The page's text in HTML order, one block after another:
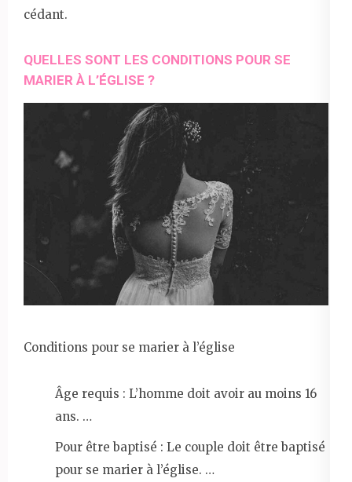
cédant.
QUELLES SONT LES CONDITIONS POUR SE
MARIER À L’ÉGLISE ?
Conditions pour se marier à l’église
Âge requis : L’homme doit avoir au moins 16
ans. …
Pour être baptisé : Le couple doit être baptisé
pour se marier à l’église. …